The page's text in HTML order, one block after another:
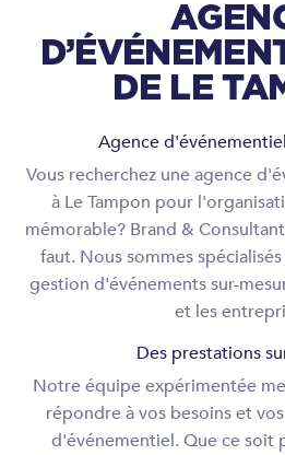
DE LE
Agence
Vous recherchez une agence
à Le Tampon pour
mémorable? Brand &
faut. Nous sommes
gestion d'événements sur-
et les
Des prestations
Notre équipe expérimentée
répondre à vos besoins et
d'événementiel. Que ce soit